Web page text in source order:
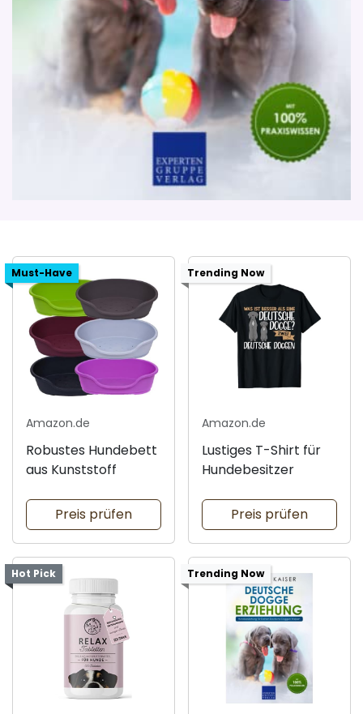
Must-Have
Amazon.de
Robustes Hundebett
aus Kunststoff
Preis prüfen
Trending Now
Amazon.de
Lustiges T-Shirt für
Hundebesitzer
Preis prüfen
Hot Pick Trending Now